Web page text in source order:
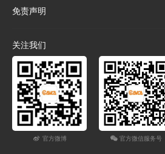
免责声明
关注我们
官方微博 官方微信服务号